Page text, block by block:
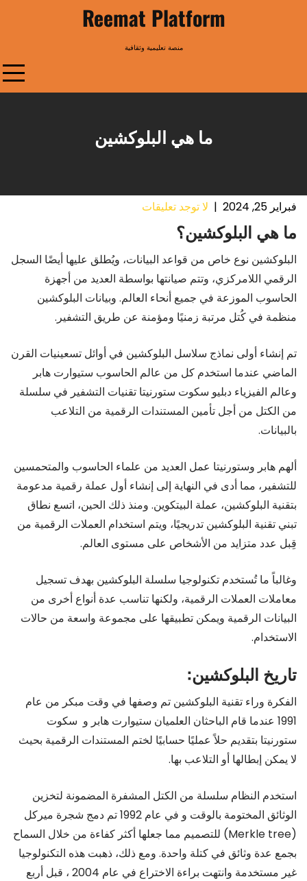
Reemat Platform
منصة تعليمية وثقافية
ما هي البلوكشين
فبراير 25, 2024 | لا توجد تعليقات
ما هي البلوكشين؟
البلوكشين نوع خاص من قواعد البيانات، ويُطلق عليها أيضًا السجل
الرقمي اللامركزي، وتتم صيانتها بواسطة العديد من أجهزة
الحاسوب الموزعة في جميع أنحاء العالم. وبيانات البلوكشين
منظمة في كُتل مرتبة زمنيًا ومؤمنة عن طريق التشفير.
تم إنشاء أولى نماذج سلاسل البلوكشين في أوائل تسعينيات القرن
الماضي عندما استخدم كل من عالم الحاسوب ستيوارت هابر
وعالم الفيزياء دبليو سكوت ستورنيتا تقنيات التشفير في سلسلة
من الكتل من أجل تأمين المستندات الرقمية من التلاعب
بالبيانات.
ألهم هابر وستورنيتا عمل العديد من علماء الحاسوب والمتحمسين
للتشفير، مما أدى في النهاية إلى إنشاء أول عملة رقمية مدعومة
بتقنية البلوكشين، عملة البيتكوين. ومنذ ذلك الحين، اتسع نطاق
تبني تقنية البلوكشين تدريجيًا، ويتم استخدام العملات الرقمية من
قِبل عدد متزايد من الأشخاص على مستوى العالم.
وغالباً ما تُستخدم تكنولوجيا سلسلة البلوكشين بهدف تسجيل
معاملات العملات الرقمية، ولكنها تناسب عدة أنواع أخرى من
البيانات الرقمية ويمكن تطبيقها على مجموعة واسعة من حالات
الاستخدام.
تاريخ البلوكشين:
الفكرة وراء تقنية البلوكشين تم وصفها في وقت مبكر من عام
1991 عندما قام الباحثان العلميان ستيوارت هابر و سكوت
ستورنيتا بتقديم حلاً عمليًا حسابيًا لختم المستندات الرقمية بحيث
لا يمكن إبطالها أو التلاعب بها.
استخدم النظام سلسلة من الكتل المشفرة المضمونة لتخزين
الوثائق المختومة بالوقت و في عام 1992 تم دمج شجرة ميركل
(Merkle tree) للتصميم مما جعلها أكثر كفاءة من خلال السماح
بجمع عدة وثائق في كتلة واحدة. ومع ذلك، ذهبت هذه التكنولوجيا
غير مستخدمة وانتهت براءة الاختراع في عام 2004 ، قبل أربع